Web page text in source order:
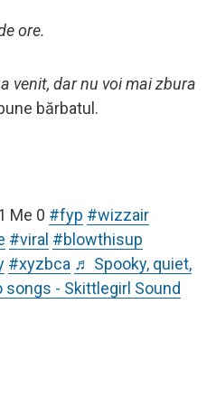
ore.
venit, dar nu voi mai zbura
bărbatul.
Me 0 #fyp #wizzair
#viral #blowthisup
#xyzbca ♬ Spooky, quiet,
- Skittlegirl Sound